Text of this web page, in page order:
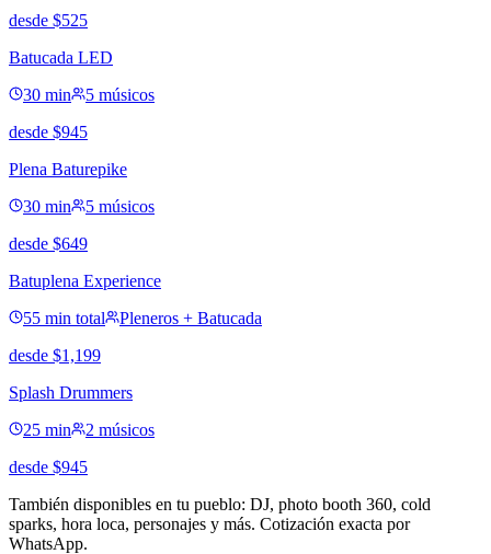
desde $525
Batucada LED
30 min
5 músicos
desde $945
Plena Baturepike
30 min
5 músicos
desde $649
Batuplena Experience
55 min total
Pleneros + Batucada
desde $1,199
Splash Drummers
25 min
2 músicos
desde $945
También disponibles en tu pueblo: DJ, photo booth 360, cold
sparks, hora loca, personajes y más. Cotización exacta por
WhatsApp.